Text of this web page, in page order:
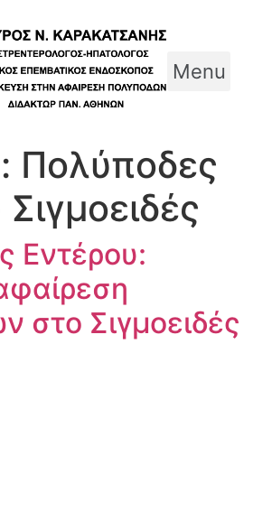
Menu
Πολύποδες
Εντέρου:
στο Σιγμοειδές